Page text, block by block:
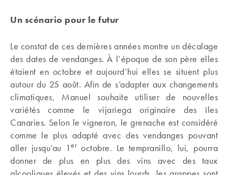
Un scénario pour le futur
Le constat de ces dernières années montre un décalage
des dates de vendanges. À l’époque de son père elles
étaient en octobre et aujourd’hui elles se situent plus
autour du 25 août. Afin de s’adapter aux changements
climatiques, Manuel souhaite utiliser de nouvelles
variétés comme le vijariega originaire des îles
Canaries. Selon le vigneron, le grenache est considéré
comme le plus adapté avec des vendanges pouvant
aller jusqu’au 1er octobre. Le tempranillo, lui, pourra
donner de plus en plus des vins avec des taux